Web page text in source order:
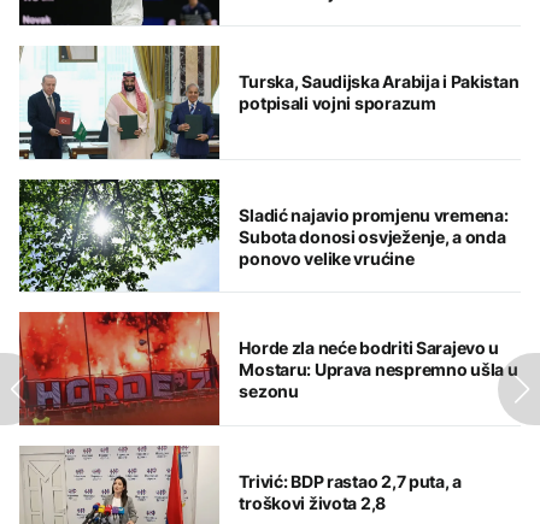
Turska, Saudijska Arabija i Pakistan
potpisali vojni sporazum
Sladić najavio promjenu vremena:
Subota donosi osvježenje, a onda
ponovo velike vrućine
Horde zla neće bodriti Sarajevo u
Mostaru: Uprava nespremno ušla u
sezonu
Trivić: BDP rastao 2,7 puta, a
troškovi života 2,8